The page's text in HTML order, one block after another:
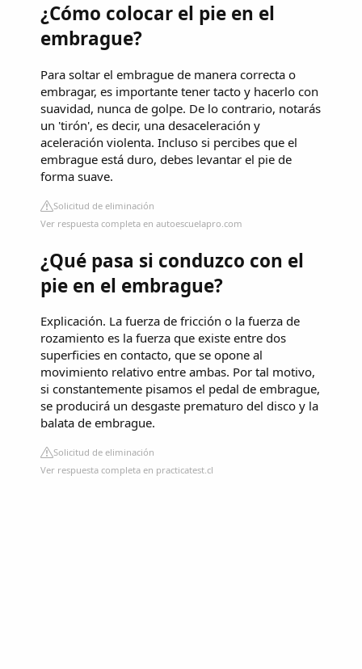
¿Cómo colocar el pie en el
embrague?
Para soltar el embrague de manera correcta o
embragar, es importante tener tacto y hacerlo con
suavidad, nunca de golpe. De lo contrario, notarás
un 'tirón', es decir, una desaceleración y
aceleración violenta. Incluso si percibes que el
embrague está duro, debes levantar el pie de
forma suave.
Solicitud de eliminación
Ver respuesta completa en autoescuelapro.com
¿Qué pasa si conduzco con el
pie en el embrague?
Explicación. La fuerza de fricción o la fuerza de
rozamiento es la fuerza que existe entre dos
superficies en contacto, que se opone al
movimiento relativo entre ambas. Por tal motivo,
si constantemente pisamos el pedal de embrague,
se producirá un desgaste prematuro del disco y la
balata de embrague.
Solicitud de eliminación
Ver respuesta completa en practicatest.cl